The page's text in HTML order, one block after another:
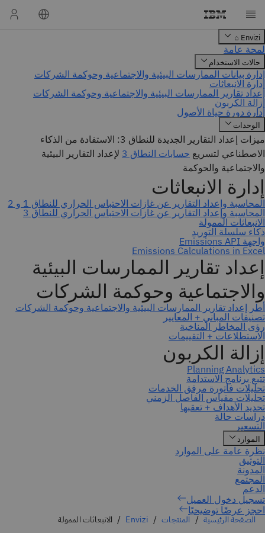
احجز عرضًا توضيحيًا
الصفحة الرئيسية المنتجات Envizi الانبعاثات الممولة